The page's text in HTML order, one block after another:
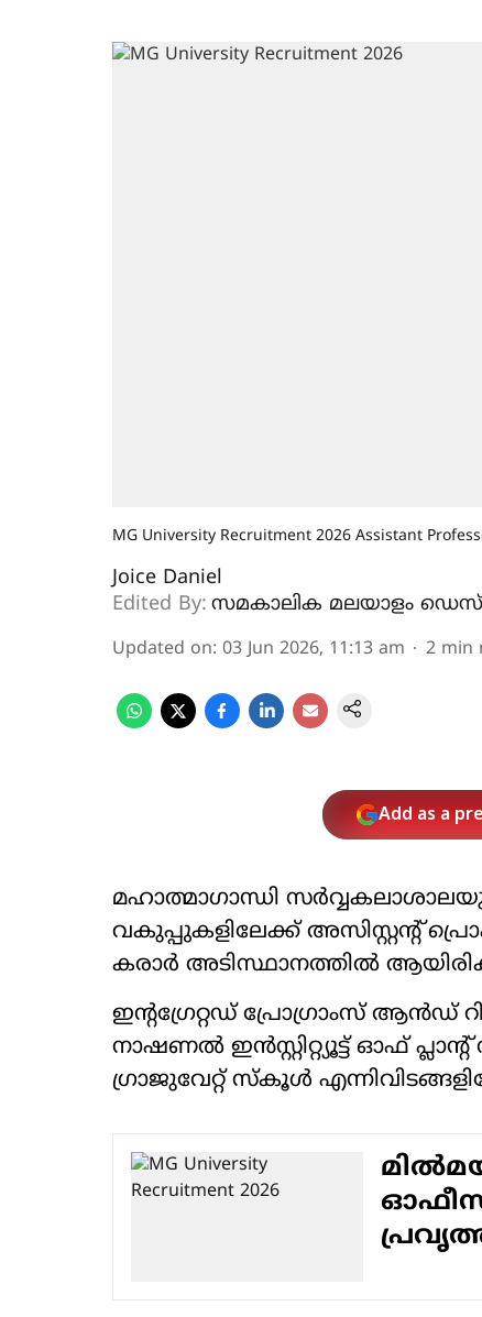
MG University Recruitment 2026 Assistant
Joice Daniel
Edited By: സമകാലിക മലയാളം
Updated on: 03 Jun 2026, 11:13 am 2 min
Add as a
മഹാത്മാഗാന്ധി
വകുപ്പുകളിലേക്ക് അസിസ്റ്റന്റ്
കരാർ അടിസ്ഥാനത്തിൽ
ഇന്റഗ്രേറ്റഡ് പ്രോഗ്രാംസ് ആൻഡ്
നാഷണൽ ഇൻസ്റ്റിറ്റ്യൂട്ട് ഓഫ്
ഗ്രാജുവേറ്റ് സ്കൂൾ